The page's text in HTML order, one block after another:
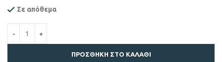
Σε απόθεμα
ΠΡΟΣΘΉΚΗ ΣΤΟ ΚΑΛΆΘΙ